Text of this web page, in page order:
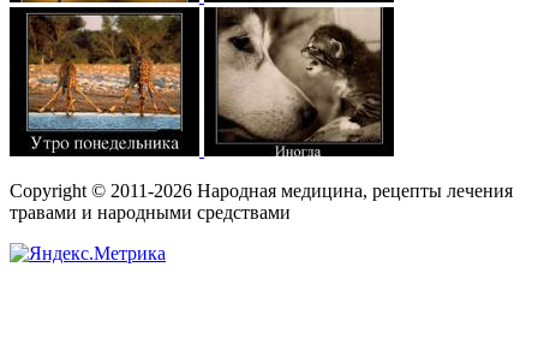
Copyright © 2011-2026 Народная медицина, рецепты лечения
травами и народными средствами